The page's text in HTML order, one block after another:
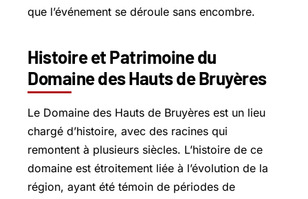
que l’événement se déroule sans encombre.
Histoire et Patrimoine du
Domaine des Hauts de Bruyères
Le Domaine des Hauts de Bruyères est un lieu
chargé d’histoire, avec des racines qui
remontent à plusieurs siècles. L’histoire de ce
domaine est étroitement liée à l’évolution de la
région, ayant été témoin de périodes de